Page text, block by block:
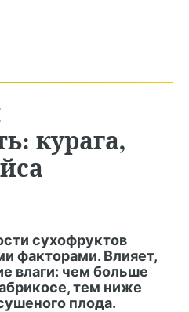
курага,
сухофруктов
факторами. Влияет,
влаги: чем больше
тем ниже
плода.